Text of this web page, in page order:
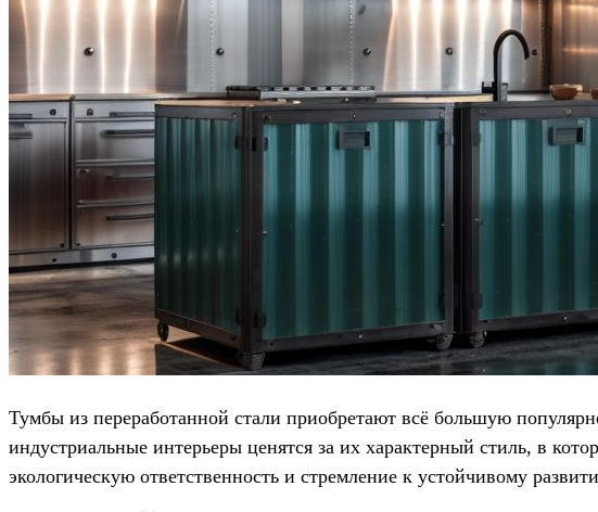
Тумбы из переработанной стали приобретают всё большую
индустриальные интерьеры ценятся за их характерный стиль, в
экологическую ответственность и стремление к устойчивому